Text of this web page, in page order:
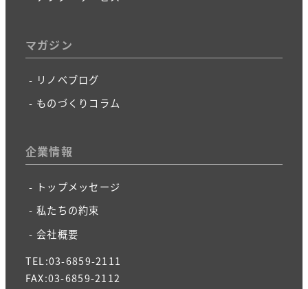
マガジン
リノベブログ
ものづくりコラム
企業情報
トップメッセージ
私たちの約束
会社概要
TEL:03-6859-2111
FAX:03-6859-2112